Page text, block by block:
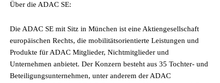
Über die ADAC SE:
Die ADAC SE mit Sitz in München ist eine Aktiengesellschaft
europäischen Rechts, die mobilitätsorientierte Leistungen und
Produkte für ADAC Mitglieder, Nichtmitglieder und
Unternehmen anbietet. Der Konzern besteht aus 35 Tochter- und
Beteiligungsunternehmen, unter anderem der ADAC